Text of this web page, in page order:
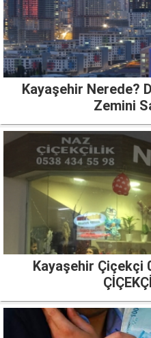
Kayaşehir Nerede?
Zemini
Kayaşehir Çiçekçi